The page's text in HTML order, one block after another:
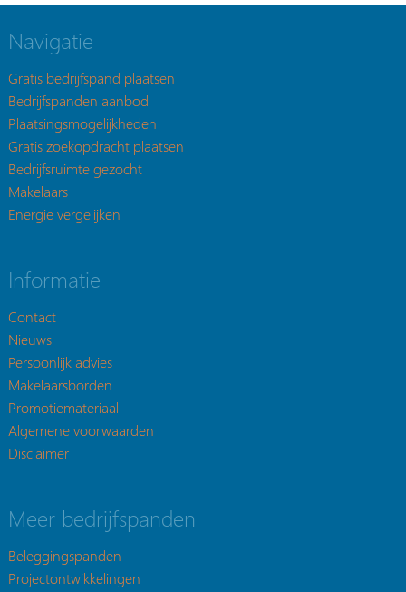
Navigatie
Gratis bedrijfspand plaatsen
Bedrijfspanden aanbod
Plaatsingsmogelijkheden
Gratis zoekopdracht plaatsen
Bedrijfsruimte gezocht
Makelaars
Energie vergelijken
Informatie
Contact
Nieuws
Persoonlijk advies
Makelaarsborden
Promotiemateriaal
Algemene voorwaarden
Disclaimer
Meer bedrijfspanden
Beleggingspanden
Projectontwikkelingen